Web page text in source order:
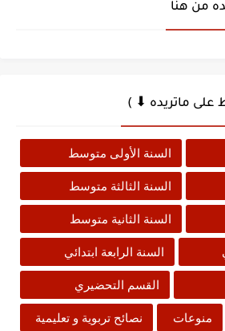
من هنا
على ماتريده ⬇ )
السنة الأولى متوسط
السنة الثالثة متوسط
السنة الثانية متوسط
السنة الرابعة ابتدائي
القسم التحضيري
منوعات نصائح تربوية و تعليمية